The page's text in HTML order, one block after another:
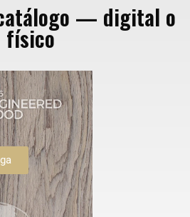
— digital o
físico